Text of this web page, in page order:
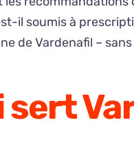
il soumis à
de Vardenafil –
sert